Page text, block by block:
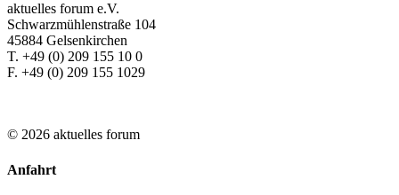
aktuelles forum e.V.
Schwarzmühlenstraße 104
45884 Gelsenkirchen
T. +49 (0) 209 155 10 0
F. +49 (0) 209 155 1029
© 2026 aktuelles forum
Anfahrt